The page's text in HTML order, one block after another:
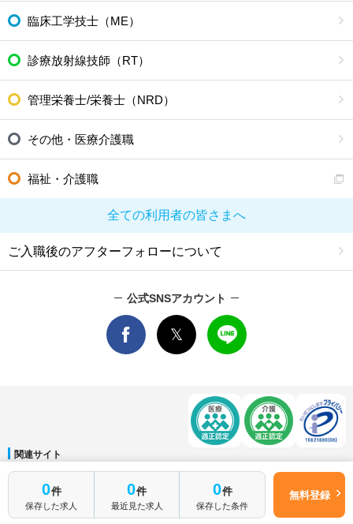
0件
保存した求人
0件
最近見た求人
0件
保存した条件
無料登録
臨床工学技士（ME）
診療放射線技師（RT）
管理栄養士/栄養士（NRD）
その他・医療介護職
福祉・介護職
全ての利用者の皆さまへ
ご入職後のアフターフォローについて
公式SNSアカウント
関連サイト
マイナビDOCTOR│マイナビ看護師│マイナビ薬剤師│マイナビ保育士
運営会社
会社概要│ ご利用規約 個人情報保護方針 サイトマップ│お問い合わせ